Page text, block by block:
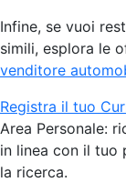
Infine, se vuoi
simili, esplora le
venditore
Registra il tuo
Area Personale:
in linea con il tuo
la ricerca.